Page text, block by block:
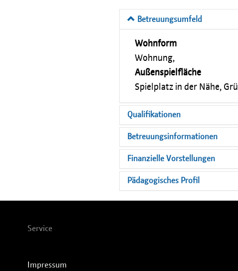
Betreuungsumfeld
Wohnform
Wohnung,
Außenspielfläche
Spielplatz in der Nähe,
Qualifikationen
Betreuungsinformationen
Finanzielle Vorstellungen
Pädagogisches Profil
Service
Impressum